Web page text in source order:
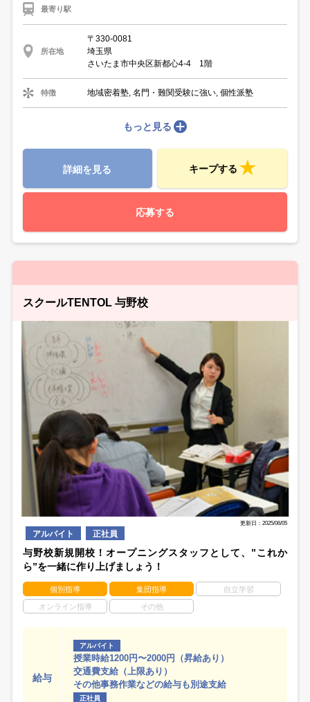
最寄り駅
所在地
〒330-0081
埼玉県
さいたま市中央区新都心4-4 1階
特徴 地域密着塾, 名門・難関受験に強い, 個性派塾
もっと見る
詳細を見る キープする
応募する
スクールTENTOL 与野校
更新日：2025/06/05
アルバイト 正社員
与野校新規開校！オープニングスタッフとして、”これか
ら”を一緒に作り上げましょう！
個別指導 集団指導 自立学習
オンライン指導 その他
給与
アルバイト
授業時給1200円〜2000円（昇給あり）
交通費支給（上限あり）
その他事務作業などの給与も別途支給
正社員